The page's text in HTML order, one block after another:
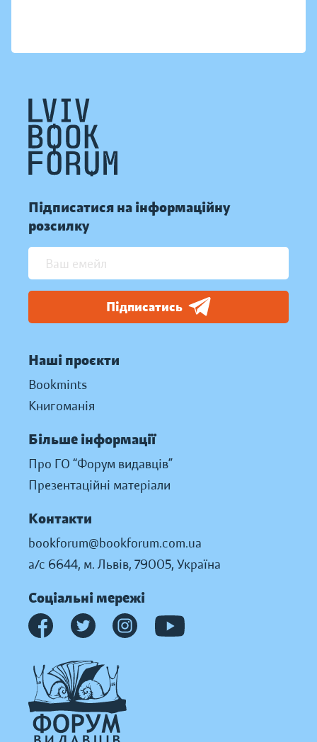
Підписатися на інформаційну
розсилку
Підписатись
Наші проєкти
Bookmints
Книгоманія
Більше інформації
Про ГО “Форум видавців”
Презентаційні матеріали
Контакти
bookforum@bookforum.com.ua
а/с 6644, м. Львів, 79005, Україна
Соціальні мережі